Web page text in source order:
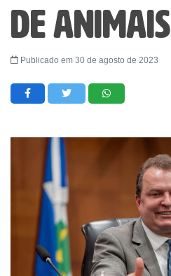
de animais
Publicado em 30 de agosto de 2023